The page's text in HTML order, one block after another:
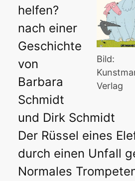
Bild:
Verlag
helfen?
nach einer
Geschichte
von
Barbara
Schmidt
und Dirk Schmidt
Der Rüssel eines
durch einen Unfall
Normales